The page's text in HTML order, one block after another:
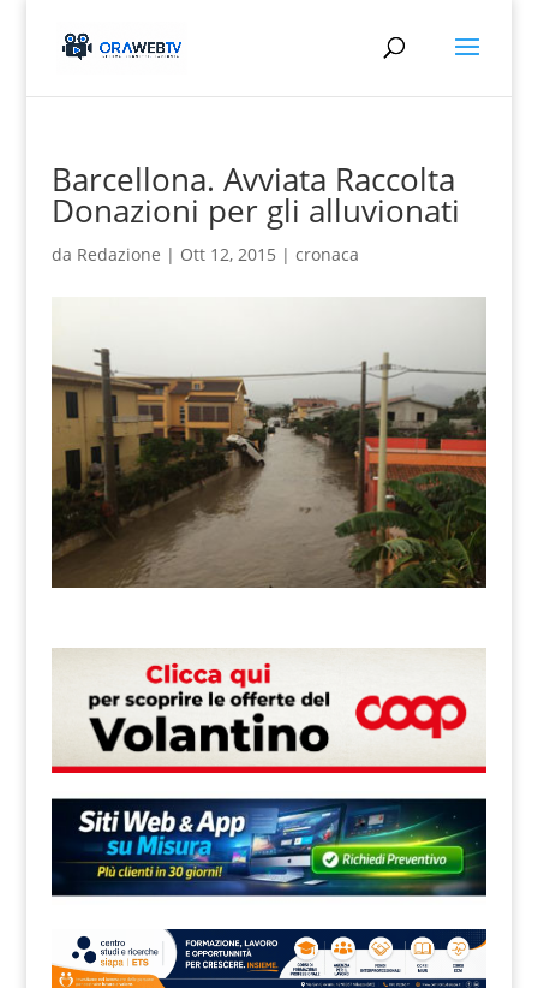
Barcellona. Avviata Raccolta
Donazioni per gli alluvionati
da Redazione | Ott 12, 2015 | cronaca